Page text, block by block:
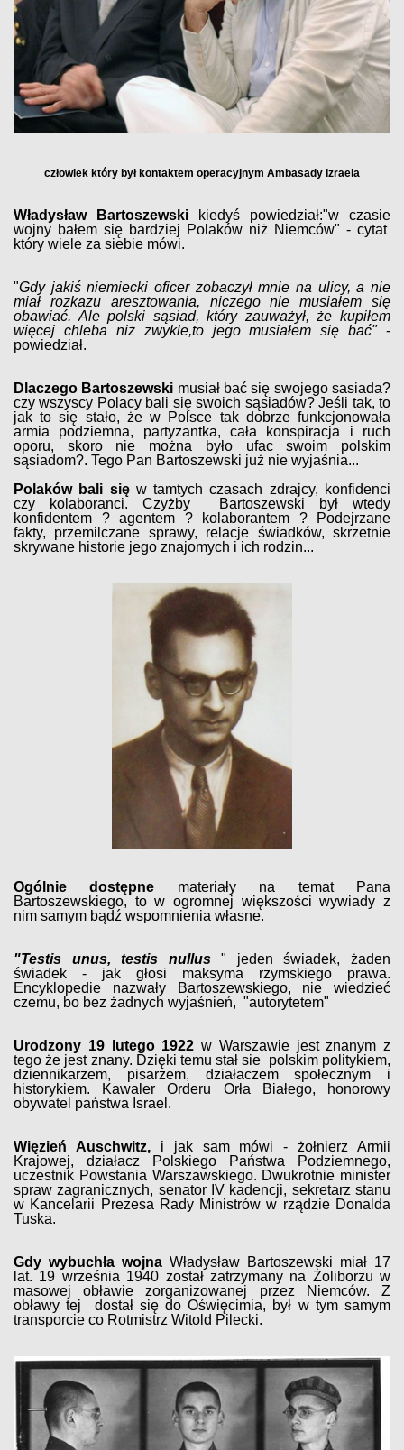
człowiek który był kontaktem operacyjnym Ambasady Izraela
Władysław Bartoszewski kiedyś powiedział:"w czasie
wojny bałem się bardziej Polaków niż Niemców" - cytat
który wiele za siebie mówi.
"Gdy jakiś niemiecki oficer zobaczył mnie na ulicy, a nie
miał rozkazu aresztowania, niczego nie musiałem się
obawiać. Ale polski sąsiad, który zauważył, że kupiłem
więcej chleba niż zwykle,to jego musiałem się bać" -
powiedział.
Dlaczego Bartoszewski musiał bać się swojego sasiada?
czy wszyscy Polacy bali się swoich sąsiadów? Jeśli tak, to
jak to się stało, że w Polsce tak dobrze funkcjonowała
armia podziemna, partyzantka, cała konspiracja i ruch
oporu, skoro nie można było ufac swoim polskim
sąsiadom?. Tego Pan Bartoszewski już nie wyjaśnia...
Polaków bali się w tamtych czasach zdrajcy, konfidenci
czy kolaboranci. Czyżby Bartoszewski był wtedy
konfidentem ? agentem ? kolaborantem ? Podejrzane
fakty, przemilczane sprawy, relacje świadków, skrzetnie
skrywane historie jego znajomych i ich rodzin...
Ogólnie dostępne materiały na temat Pana
Bartoszewskiego, to w ogromnej większości wywiady z
nim samym bądź wspomnienia własne.
"Testis unus, testis nullus" jeden świadek, żaden
świadek - jak głosi maksyma rzymskiego prawa.
Encyklopedie nazwały Bartoszewskiego, nie wiedzieć
czemu, bo bez żadnych wyjaśnień, "autorytetem"
Urodzony 19 lutego 1922 w Warszawie jest znanym z
tego że jest znany. Dzięki temu stał sie polskim politykiem,
dziennikarzem, pisarzem, działaczem społecznym i
historykiem. Kawaler Orderu Orła Białego, honorowy
obywatel państwa Israel.
Więzień Auschwitz,i jak sam mówi - żołnierz Armii
Krajowej, działacz Polskiego Państwa Podziemnego,
uczestnik Powstania Warszawskiego. Dwukrotnie minister
spraw zagranicznych, senator IV kadencji, sekretarz stanu
w Kancelarii Prezesa Rady Ministrów w rządzie Donalda
Tuska.
Gdy wybuchła wojna Władysław Bartoszewski miał 17
lat. 19 września 1940 został zatrzymany na Żoliborzu w
masowej obławie zorganizowanej przez Niemców. Z
obławy tej dostał się do Oświęcimia, był w tym samym
transporcie co Rotmistrz Witold Pilecki.